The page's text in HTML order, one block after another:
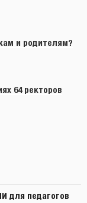
и родителям?
64 ректоров
для педагогов